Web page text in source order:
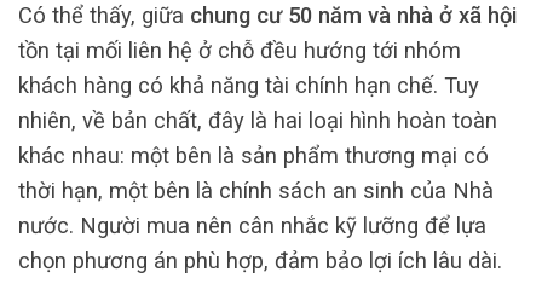
Có thể thấy, giữa chung cư 50 năm và nhà ở xã hội
tồn tại mối liên hệ ở chỗ đều hướng tới nhóm
khách hàng có khả năng tài chính hạn chế. Tuy
nhiên, về bản chất, đây là hai loại hình hoàn toàn
khác nhau: một bên là sản phẩm thương mại có
thời hạn, một bên là chính sách an sinh của Nhà
nước. Người mua nên cân nhắc kỹ lưỡng để lựa
chọn phương án phù hợp, đảm bảo lợi ích lâu dài.